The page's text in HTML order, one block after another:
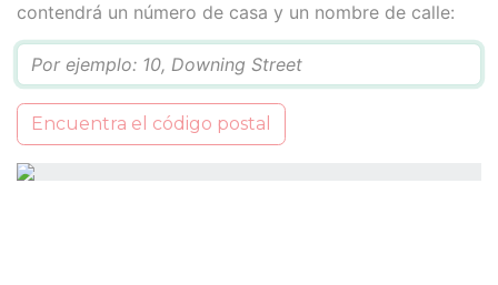
contendrá un número de casa y un nombre de calle:
Encuentra el código postal